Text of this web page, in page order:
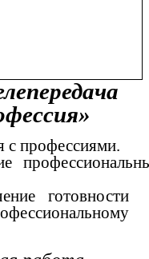
с профессиями.